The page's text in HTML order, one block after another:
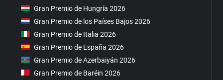
Gran Premio de Hungría 2026
Gran Premio de los Países Bajos 2026
Gran Premio de Italia 2026
Gran Premio de España 2026
Gran Premio de Azerbaiyán 2026
Gran Premio de Baréin 2026